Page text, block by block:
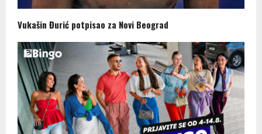
Vukašin Đurić potpisao za Novi Beograd